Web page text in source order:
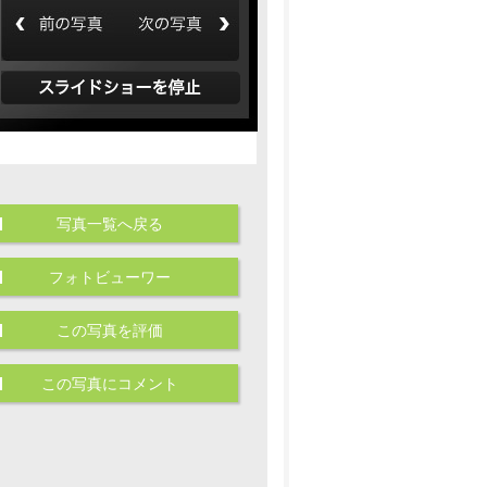
写真一覧へ戻る
フォトビューワー
この写真を評価
この写真にコメント